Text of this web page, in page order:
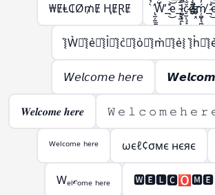
₩ɆⱠ₵Ø₥Ɇ ⱧɆⱤɆ
͛⦚W͛⦚͛⦚e͛⦚͛⦚l͛⦚͛⦚c͛⦚͛⦚o͛⦚͛⦚m͛⦚͛⦚e͛⦚
𝘞𝘦𝘭𝘤𝘰𝘮𝘦 𝘩𝘦𝘳𝘦
𝑾𝒆𝒍𝒄𝒐𝒎𝒆 𝒉𝒆𝒓𝒆 𝚆 𝚎 𝚕 𝚌 𝚘 𝚖 𝚎 𝚑 𝚎 𝚛
ᵂᵉˡᶜᵒᵐᵉ ʰᵉʳᵉ ωєℓ¢σмє нєяє
Wₑₗ𝒸ₒₘₑ ₕₑᵣₑ 🆆🅴🅻🅲🅾🅼🅴